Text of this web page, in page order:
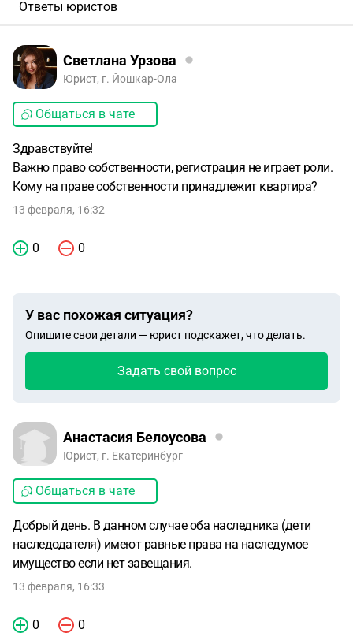
Ответы юристов
Светлана Урзова
Юрист, г. Йошкар-Ола
Общаться в чате
Здравствуйте!
Важно право собственности, регистрация не играет роли.
Кому на праве собственности принадлежит квартира?
13 февраля, 16:32
0 0
У вас похожая ситуация?
Опишите свои детали — юрист подскажет, что делать.
Задать свой вопрос
Анастасия Белоусова
Юрист, г. Екатеринбург
Общаться в чате
Добрый день. В данном случае оба наследника (дети
наследодателя) имеют равные права на наследумое
имущество если нет завещания.
13 февраля, 16:33
0 0